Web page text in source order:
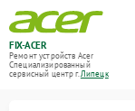
FIX-ACER
Ремонт устройств Acer
Специализированный
cервисный центр г.Липецк